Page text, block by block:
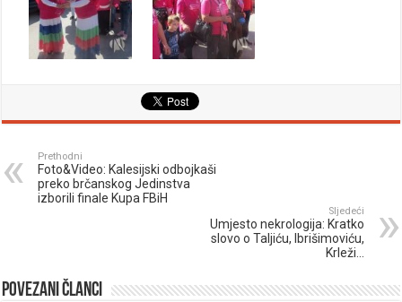
Prethodni
Foto&Video: Kalesijski odbojkaši
preko brčanskog Jedinstva
izborili finale Kupa FBiH
Sljedeći
Umjesto nekrologija: Kratko
slovo o Taljiću, Ibrišimoviću,
Krleži…
Povezani članci